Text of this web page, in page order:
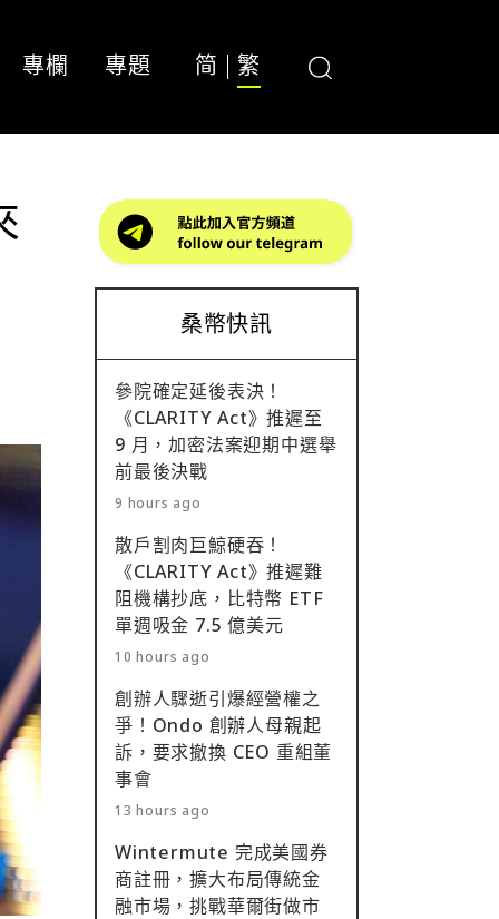
專欄 專題 简 繁
桑幣快訊
參院確定延後表決！
《CLARITY Act》推遲至
9 月，加密法案迎期中選舉
前最後決戰
9 hours ago
散戶割肉巨鯨硬吞！
《CLARITY Act》推遲難
阻機構抄底，比特幣 ETF
單週吸金 7.5 億美元
10 hours ago
創辦人驟逝引爆經營權之
爭！Ondo 創辦人母親起
訴，要求撤換 CEO 重組董
事會
13 hours ago
Wintermute 完成美國券
商註冊，擴大布局傳統金
融市場，挑戰華爾街做市